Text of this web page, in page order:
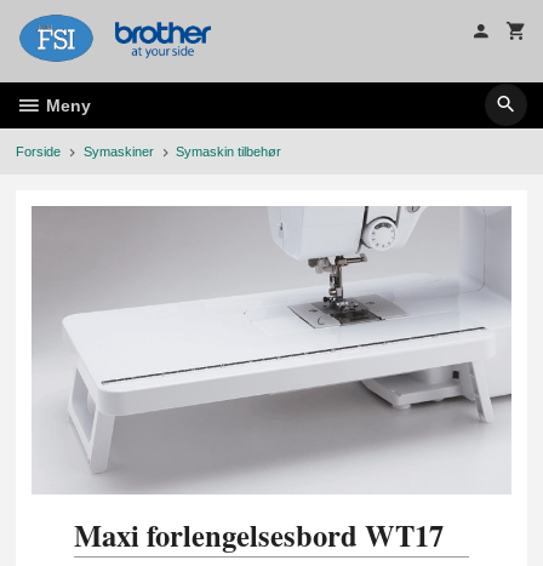
innholdet
Meny
Forside Symaskiner Symaskin tilbehør
Maxi forlengelsesbord WT17